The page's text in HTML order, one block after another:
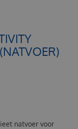
natvoer voor